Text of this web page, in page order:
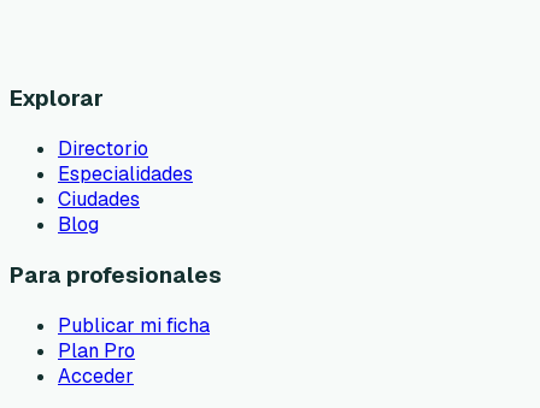
Explorar
Directorio
Especialidades
Ciudades
Blog
Para profesionales
Publicar mi ficha
Plan Pro
Acceder